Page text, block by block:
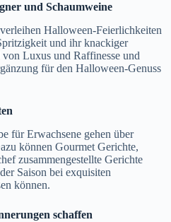
und Schaumweine
Halloween-Feierlichkeiten
und ihr knackiger
Luxus und Raffinesse und
für den Halloween-Genuss
für Erwachsene gehen über
können Gourmet Gerichte,
zusammengestellte Gerichte
Saison bei exquisiten
können.
schaffen